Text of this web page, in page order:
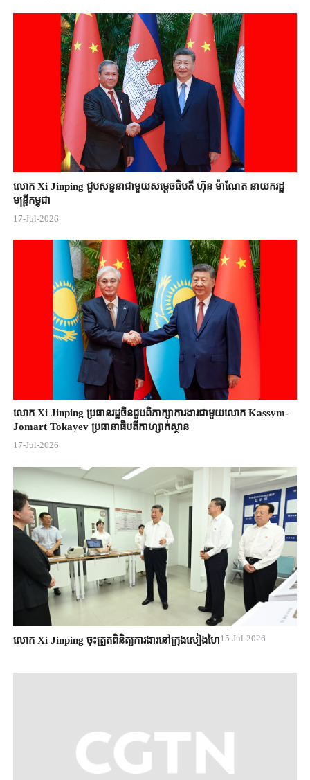
លោក Xi Jinping ជួបសន្ទនាជាមួយសម្តេចធិបតី ហ៊ុន ម៉ាណែត នាយករដ្ឋ
មន្ត្រីកម្ពុជា
17-Jul-2026
លោក Xi Jinping ប្រធានរដ្ឋចិន​ជួបពិភាក្សា​ការងារជាមួយ​លោក Kassym-
Jomart ​Tokayev ​ប្រធានាធិបតី​កាហ្សាក់ស្ថាន​
17-Jul-2026
លោក Xi Jinping ចុះត្រួតពិនិត្យការងារនៅក្រុងសៀងហៃ15-Jul-2026